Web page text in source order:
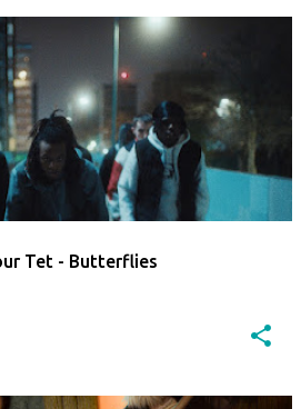
Tet - Butterflies